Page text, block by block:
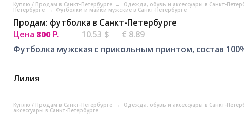
Куплю / Продам в Санкт-Петербурге → Одежда, обувь и аксессуары в Санкт-
Петербурге → Футболки и майки мужские в Санкт-Петербурге
Продам: футболка в Санкт-Петербурге
Цена 800 Р. 10.53 $
€ 8.89
Футболка мужская с прикольным принтом, состав
Лилия
Куплю / Продам в Санкт-Петербурге → Одежда, обувь и аксессуары в Санкт-
аксессуары в Санкт-Петербурге